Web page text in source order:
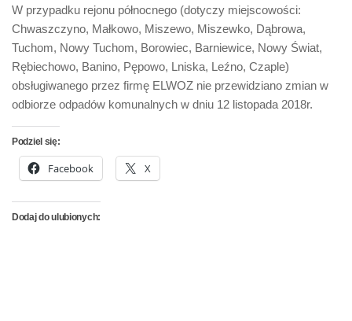
W przypadku rejonu północnego (dotyczy miejscowości:
Chwaszczyno, Małkowo, Miszewo, Miszewko, Dąbrowa,
Tuchom, Nowy Tuchom, Borowiec, Barniewice, Nowy Świat,
Rębiechowo, Banino, Pępowo, Lniska, Leźno, Czaple)
obsługiwanego przez firmę ELWOZ nie przewidziano zmian w
odbiorze odpadów komunalnych w dniu 12 listopada 2018r.
Podziel się:
Facebook X
Dodaj do ulubionych: